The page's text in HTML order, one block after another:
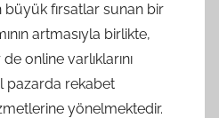
büyük fırsatlar sunan bir
artmasıyla birlikte,
online varlıklarını
pazarda rekabet
yönelmektedir.